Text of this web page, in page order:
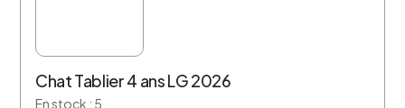
Chat Tablier 4 ans LG 2026
En stock : 5